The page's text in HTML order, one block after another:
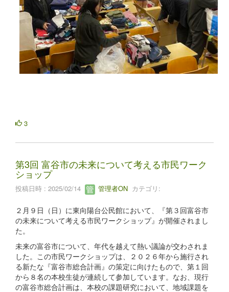
3
第3回 富谷市の未来について考える市民ワーク
ショップ
投稿日時 : 2025/02/14 管理者ON カテゴリ:
２月９日（日）に東向陽台公民館において、『第３回富谷市
の未来について考える市民ワークショップ』が開催されまし
た。
未来の富谷市について、年代を越えて熱い議論が交わされま
した。この市民ワークショップは、２０２６年から施行され
る新たな『富谷市総合計画』の策定に向けたもので、第１回
から８名の本校生徒が連続して参加しています。なお、現行
の富谷市総合計画は、本校の課題研究において、地域課題を